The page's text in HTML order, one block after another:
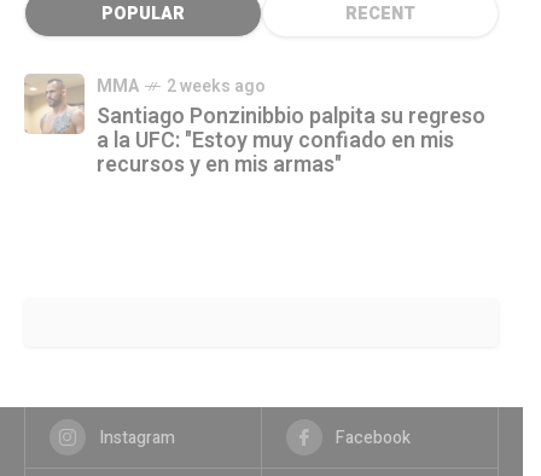
POPULAR RECENT
MMA 2 weeks ago
Santiago Ponzinibbio palpita su regreso
a la UFC: "Estoy muy confiado en mis
recursos y en mis armas"
Instagram Facebook